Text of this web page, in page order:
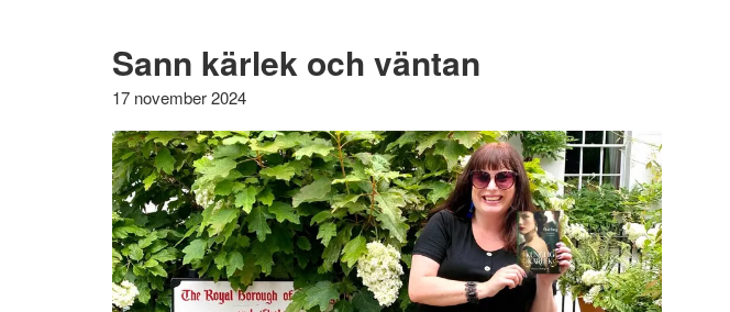
Sann kärlek och väntan
17 november 2024